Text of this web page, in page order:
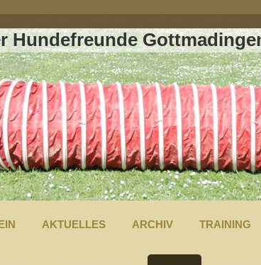
Hundefreunde
AKTUELLES ARCHIV TRAINING